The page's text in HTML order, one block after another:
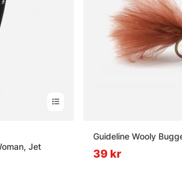
Jet
Guideline Wooly
39 kr